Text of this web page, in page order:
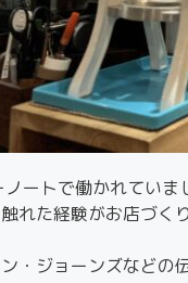
ートで働かれていま
れた経験がお店づく
・ジョーンズなど